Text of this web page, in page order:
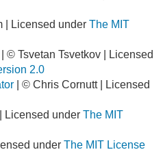
| Licensed under The MIT
| © Tsvetan Tsvetkov | Licensed
2.0
| © Chris Cornutt | Licensed
Licensed under The MIT
under The MIT License